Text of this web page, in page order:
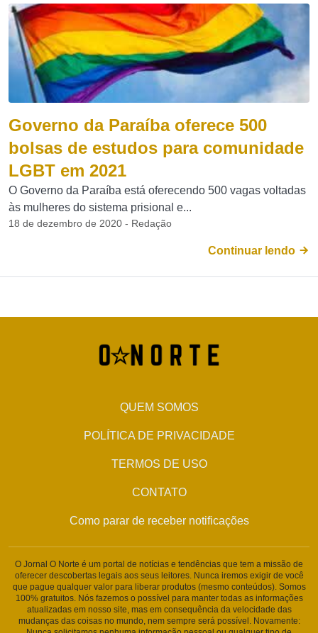
Governo da Paraíba oferece 500
bolsas de estudos para comunidade
LGBT em 2021
O Governo da Paraíba está oferecendo 500 vagas voltadas
às mulheres do sistema prisional e...
18 de dezembro de 2020 - Redação
Continuar lendo
QUEM SOMOS
POLÍTICA DE PRIVACIDADE
TERMOS DE USO
CONTATO
Como parar de receber notificações
O Jornal O Norte é um portal de notícias e tendências que tem a missão de
oferecer descobertas legais aos seus leitores. Nunca iremos exigir de você
que pague qualquer valor para liberar produtos (mesmo conteúdos). Somos
100% gratuitos. Nós fazemos o possível para manter todas as informações
atualizadas em nosso site, mas em consequência da velocidade das
mudanças das coisas no mundo, nem sempre será possível. Novamente: